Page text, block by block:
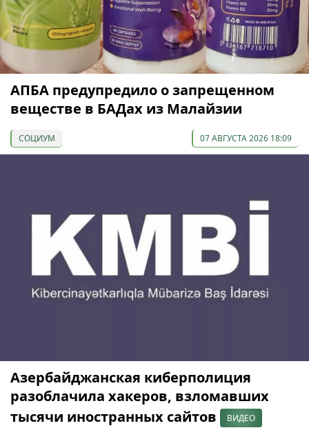
АПБА предупредило о запрещенном
веществе в БАДах из Малайзии
СОЦИУМ 07 АВГУСТА 2026 18:09
Азербайджанская киберполиция
разоблачила хакеров, взломавших
тысячи иностранных сайтов
ВИДЕО